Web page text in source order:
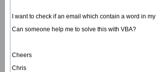
I want to check if an email which contain a word in
Can someone help me to solve this with VBA?
Cheers
Chris